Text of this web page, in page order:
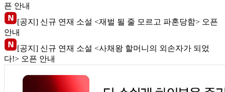
픈 안내
[공지] 신규 연재 소설 <재벌 될 줄 모르고 파혼당함> 오픈
안내
[공지] 신규 연재 소설 <사채왕 할머니의 외손자가 되었
다!> 오픈 안내